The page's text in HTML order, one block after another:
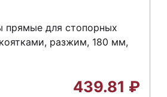
прямые для стопорных
разжим, 180 мм,
439.81 ₽